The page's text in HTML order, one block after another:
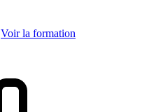
Voir la formation